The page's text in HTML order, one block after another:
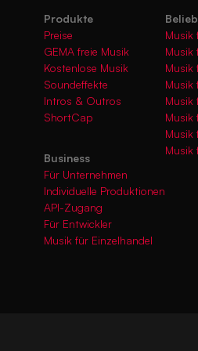
Produkte
Preise
GEMA freie Musik
Kostenlose Musik
Soundeffekte
Intros & Outros
ShortCap
Business
Für Unternehmen
Individuelle Produktionen
API-Zugang
Für Entwickler
Musik für Einzelhandel
Musik
Musik
Musik
Musik
Musik
Musik
Musik
Musik